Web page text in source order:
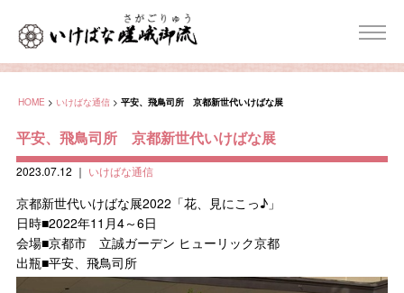
HOME > いけばな通信 > 平安、飛鳥司所 京都新世代いけばな展
平安、飛鳥司所 京都新世代いけばな展
2023.07.12 ｜ いけばな通信
京都新世代いけばな展2022「花、見にこっ♪」
日時■2022年11月4～6日
会場■京都市 立誠ガーデン ヒューリック京都
出瓶■平安、飛鳥司所